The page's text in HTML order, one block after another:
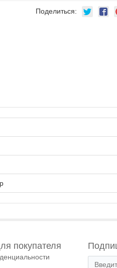
Поделиться:
покупателя